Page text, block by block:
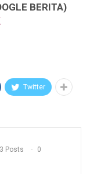
BERITA)
Twitter
Posts 0